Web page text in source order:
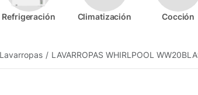
Refrigeración Climatización Cocción
Lavarropas LAVARROPAS WHIRLPOOL